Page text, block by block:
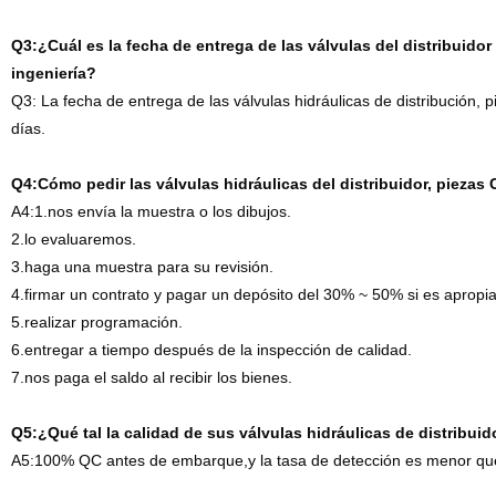
Q3:¿Cuál es la fecha de entrega de las válvulas del
ingeniería?
Q3: La fecha de entrega de las válvulas hidráulicas de distribución,
días.
Q4:Cómo pedir las válvulas hidráulicas del distribuidor, piezas
A4:1.nos envía la muestra o los dibujos.
2.lo evaluaremos.
3.haga una muestra para su revisión.
4.firmar un contrato y pagar un depósito del 30% ~ 50% si es
5.realizar programación.
6.entregar a tiempo después de la inspección de calidad.
7.nos paga el saldo al recibir los bienes.
Q5:¿Qué tal la calidad de sus válvulas hidráulicas de
A5:100% QC antes de embarque,y la tasa de detección es menor